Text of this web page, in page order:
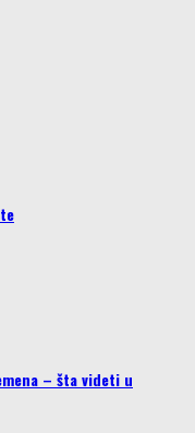
– šta videti u